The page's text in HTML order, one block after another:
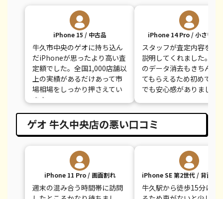
iPhone 15 / 中古品
牛久市中央のゲオに持ち込ん
だiPhoneが思ったより高い査
定額でした。全国1,000店舗以
上の実績があるだけあって市
場相場をしっかり押さえてい
ます。
iPhone 14 Pro / 小さい傷
スタッフが査定内容を丁
説明してくれました。買
のデータ消去もきちんと
てもらえるため初めての
でも安心感がありました
ゲオ 牛久中央店の悪い口コミ
iPhone 11 Pro / 画面割れ
週末の混み合う時間帯に訪問
iPhone SE 第2世代 / 背面ひ
牛久駅から徒歩15分ほど